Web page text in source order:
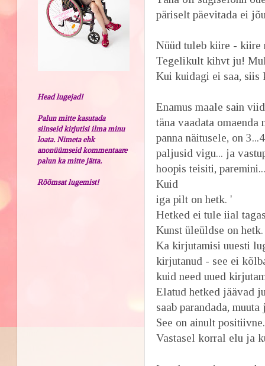
päriselt päevitada ei
Nüüd tuleb kiire - kiire
Tegelikult kihvt ju!
Kui kuidagi ei saa, siis
Enamus maale sain
täna vaadata omaenda
panna näitusele, on
paljusid vigu... ja
hoopis teisiti,
Kuid
iga pilt on hetk. '
Hetked ei tule iial
Kunst üleüldse on hetk.
Ka kirjutamisi uuesti
kirjutanud - see ei
kuid need uued
Elatud hetked jäävad
saab parandada,
See on ainult positiivne.
Vastasel korral elu ja
Head lugejad!
Palun mitte kasutada
siinseid kirjutisi ilma minu
loata. Nimeta ehk
anonüümseid kommentaare
palun ka mitte jätta.
Rõõmsat lugemist!